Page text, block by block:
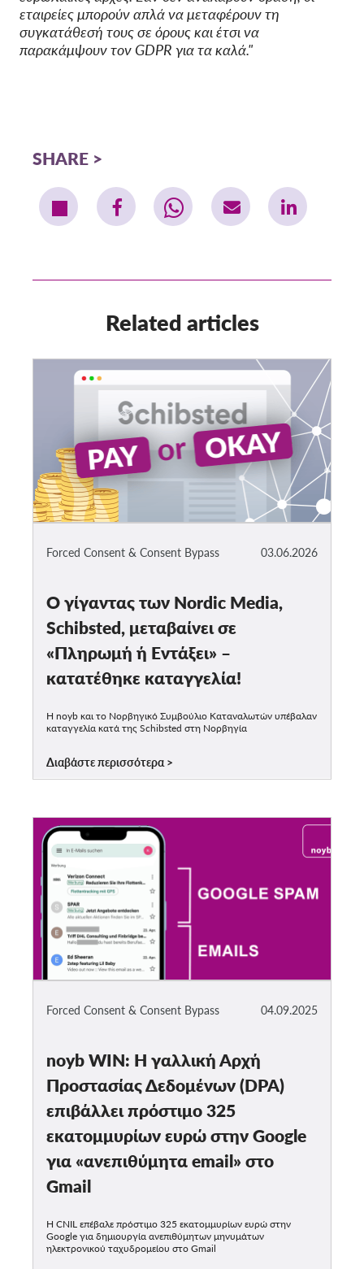
εταιρείες μπορούν απλά να μεταφέρουν τη
συγκατάθεσή τους σε όρους και έτσι να
παρακάμψουν τον GDPR για τα καλά."
SHARE
Related articles
03.06.2026
Forced Consent & Consent Bypass
Ο γίγαντας των Nordic Media,
Schibsted, μεταβαίνει σε
«Πληρωμή ή Εντάξει» –
κατατέθηκε καταγγελία!
Η noyb και το Νορβηγικό Συμβούλιο Καταναλωτών υπέβαλαν
καταγγελία κατά της Schibsted στη Νορβηγία
Διαβάστε περισσότερα
04.09.2025
Forced Consent & Consent Bypass
noyb WIN: Η γαλλική Αρχή
Προστασίας Δεδομένων (DPA)
επιβάλλει πρόστιμο 325
εκατομμυρίων ευρώ στην Google
για «ανεπιθύμητα email» στο
Gmail
Η CNIL επέβαλε πρόστιμο 325 εκατομμυρίων ευρώ στην
Google για δημιουργία ανεπιθύμητων μηνυμάτων
ηλεκτρονικού ταχυδρομείου στο Gmail